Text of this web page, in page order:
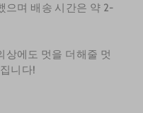
으며 배송 시간은 약 2-
상에도 멋을 더해줄 멋
니다!